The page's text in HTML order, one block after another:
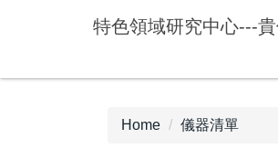
main
特色領域研究中心---
Home 儀器清單